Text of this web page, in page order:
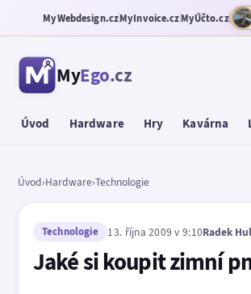
MyWebdesign.czMyInvoice.czMyÚčto.cz
MyEgo.cz
Úvod Hardware Hry Kavárna
Úvod›Hardware›Technologie
Technologie 13. října 2009 v 9:10Radek
Jaké si koupit zimní